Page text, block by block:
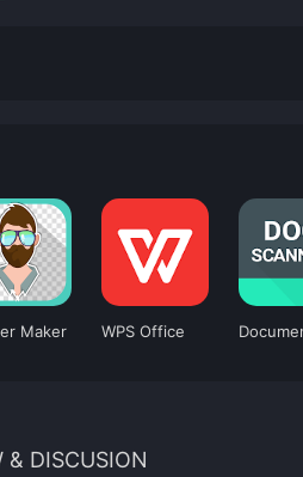
Maker WPS Office
& DISCUSION